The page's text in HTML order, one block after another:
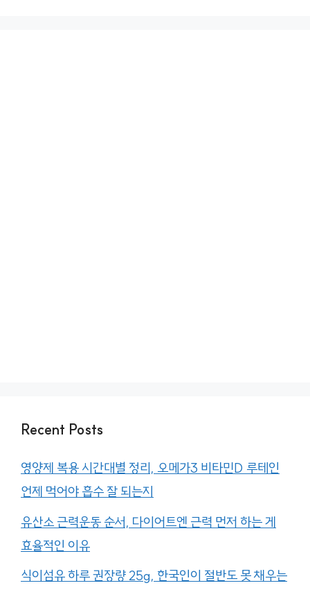
Recent Posts
영양제 복용 시간대별 정리, 오메가3 비타민D 루테인
언제 먹어야 흡수 잘 되는지
유산소 근력운동 순서, 다이어트엔 근력 먼저 하는 게
효율적인 이유
식이섬유 하루 권장량 25g, 한국인이 절반도 못 채우는